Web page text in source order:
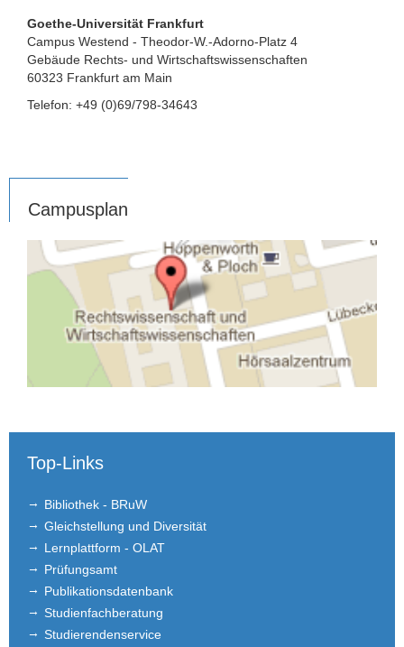
Goethe-Universität Frankfurt
Campus Westend - Theodor-W.-Adorno-Platz 4
Gebäude Rechts- und Wirtschaftswissenschaften
60323 Frankfurt am Main
Telefon: +49 (0)69/798-34643
Campusplan
Top-Links
Bibliothek - BRuW
Gleichstellung und Diversität
Lernplattform - OLAT
Prüfungsamt
Publikationsdatenbank
Studienfachberatung
Studierendenservice